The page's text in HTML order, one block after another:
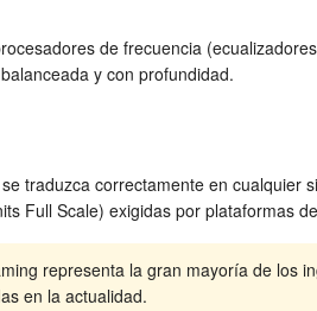
de frecuencia
y con profundidad.
traduzca correctamente en cualquier
Full Scale) exigidas por plataformas
representa la gran mayoría de los
en la actualidad.